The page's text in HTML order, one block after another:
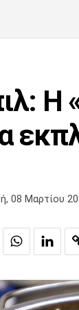
Η
08 Μαρτίου